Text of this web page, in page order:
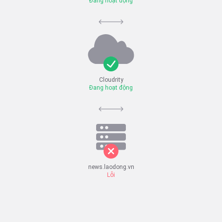
Cloudrity
Đang hoạt động
news.laodong.vn
Lỗi